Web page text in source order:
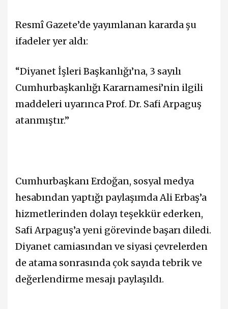
Resmî Gazete’de yayımlanan kararda şu
ifadeler yer aldı:
“Diyanet İşleri Başkanlığı’na, 3 sayılı
Cumhurbaşkanlığı Kararnamesi’nin ilgili
maddeleri uyarınca Prof. Dr. Safi Arpaguş
atanmıştır.”
Cumhurbaşkanı Erdoğan, sosyal medya
hesabından yaptığı paylaşımda Ali Erbaş’a
hizmetlerinden dolayı teşekkür ederken,
Safi Arpaguş’a yeni görevinde başarı diledi.
Diyanet camiasından ve siyasi çevrelerden
de atama sonrasında çok sayıda tebrik ve
değerlendirme mesajı paylaşıldı.